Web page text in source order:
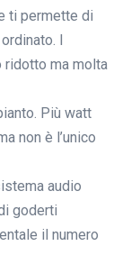
ti permette di
I
ridotto ma molta
Più watt
non è l’unico
audio
goderti
il numero